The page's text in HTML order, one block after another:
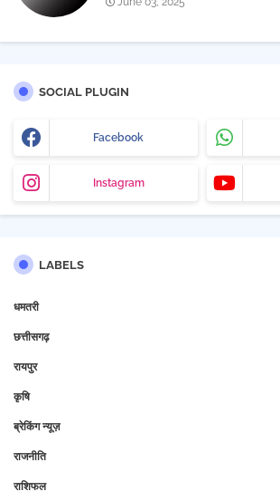
SOCIAL PLUGIN
Facebook
Instagram
LABELS
धमतरी
छत्तीसगढ़
रायपुर
कृषि
ब्रेकिंग न्यूज़
राजनीति
राशिफल